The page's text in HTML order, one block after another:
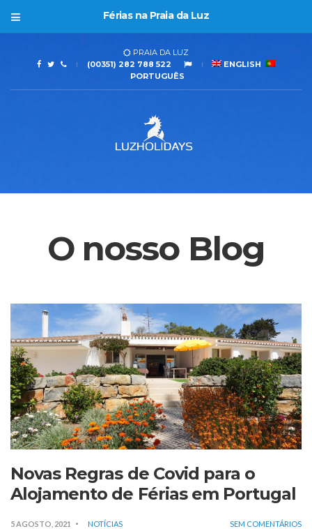
Férias na Praia da Luz
PRAIA DA LUZ
(00351) 282 788 522
ENGLISH
PORTUGUÊS
O nosso Blog
Novas Regras de Covid para o
Alojamento de Férias em Portugal
5 AGOSTO, 2021 NOTÍCIAS SEM COMENTÁRIOS